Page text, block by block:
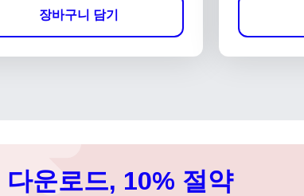
장바구니 담기
다운로드, 10% 절약